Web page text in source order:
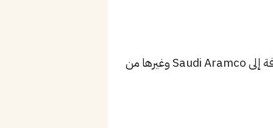
من أبرز الشركات: Saudi Binladin Group، El Seif Engineering، Nesma & Partners، بالإضافة إلى Saudi Aramco وغيرها من